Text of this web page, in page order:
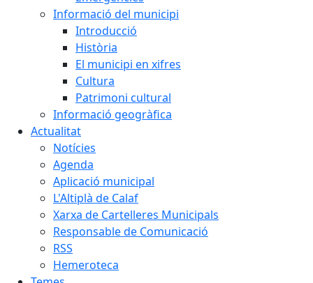
Informació del municipi
Introducció
Història
El municipi en xifres
Cultura
Patrimoni cultural
Informació geogràfica
Actualitat
Notícies
Agenda
Aplicació municipal
L'Altiplà de Calaf
Xarxa de Cartelleres Municipals
Responsable de Comunicació
RSS
Hemeroteca